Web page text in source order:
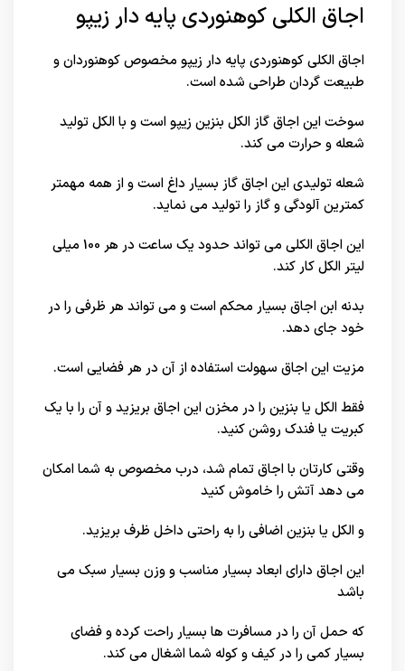
اجاق الکلی کوهنوردی پایه دار زیپو
اجاق الکلی کوهنوردی پایه دار زیپو مخصوص کوهنوردان و
طبیعت گردان طراحی شده است.
سوخت این اجاق گاز الکل بنزین زیپو است و با الکل تولید
شعله و حرارت می کند.
شعله تولیدی این اجاق گاز بسیار داغ است و از همه مهمتر
کمترین آلودگی و گاز را تولید می نماید.
این اجاق الکلی می تواند حدود یک ساعت در هر 100 میلی
لیتر الکل کار کند.
بدنه ابن اجاق بسیار محکم است و می تواند هر ظرفی را در
خود جای دهد.
مزیت این اجاق سهولت استفاده از آن در هر فضایی است.
فقط الکل یا بنزین را در مخزن این اجاق بریزید و آن را با یک
کبریت یا فندک روشن کنید.
وقتی کارتان با اجاق تمام شد، درب مخصوص به شما امکان
می دهد آتش را خاموش کنید
و الکل یا بنزین اضافی را به راحتی داخل ظرف بریزید.
این اجاق دارای ابعاد بسیار مناسب و وزن بسیار سبک می
باشد
که حمل آن را در مسافرت ها بسیار راحت کرده و فضای
بسیار کمی را در کیف و کوله شما اشغال می کند.